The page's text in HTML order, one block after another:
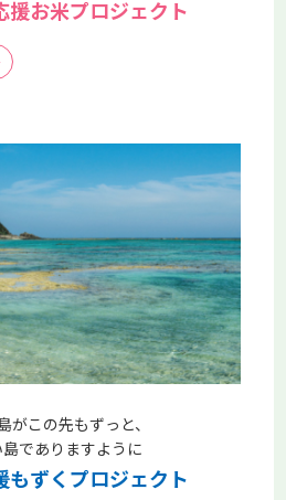
ニセフ一般募金を呼びかけて
がっこう）in 船橋農産物供給セ
の魅力」を味わう連続企画1回
た
校（がっこう）in 船橋農産物
ました。11組23人が参加し、
く育ってくれることを願いなが
は、生産者と一緒に交流しなが
まきから収穫、試食までを体験
のプロセスや生産者の工夫を学
っていただくことを目的として
ープデリ連合会
コープみらい
とちぎコープ
コープぐんま
プデリにいがた
援お米プロジェクト
がこの先もずっと、
でありますように
もずくプロジェクト